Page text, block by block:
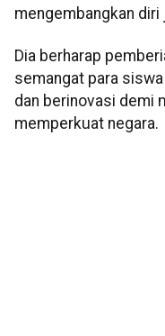
mengembangkan
Dia berharap
semangat para
dan berinovasi demi
memperkuat negara.